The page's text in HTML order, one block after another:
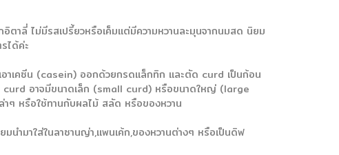
ตาลี่ ไม่มีรสเปรี้ยวหรือเค็มแต่มีความหวานละมุนจากนมสด นิยม
ได้ค่ะ
าเคซีน (casein) ออกด้วยกรดแล็กทิก และตัด curd เป็นก้อน
curd อาจมีขนาดเล็ก (small curd) หรือขนาดใหญ่ (large
ๆ หรือใช้ทานกับผลไม้ สลัด หรือของหวาน
นำมาใส่ในลาซานญ่า,แพนเค้ก,ของหวานต่างๆ หรือเป็นดิฟ